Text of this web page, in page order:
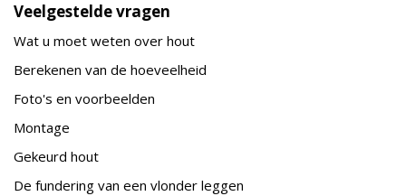
Veelgestelde vragen
Wat u moet weten over hout
Berekenen van de hoeveelheid
Foto's en voorbeelden
Montage
Gekeurd hout
De fundering van een vlonder leggen